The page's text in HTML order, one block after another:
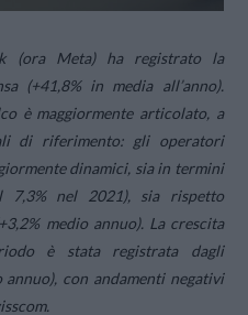
(ora Meta) ha registrato la
(+41,8% in media all’anno).
è maggiormente articolato, a
di riferimento: gli operatori
dinamici, sia in termini
7,3% nel 2021), sia rispetto
medio annuo). La crescita
è stata registrata dagli
con andamenti negativi